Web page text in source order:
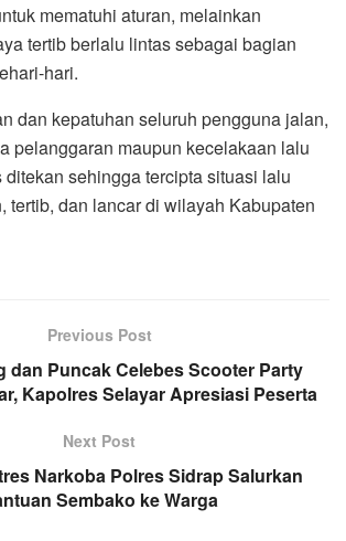
mematuhi aturan, melainkan
tertib berlalu lintas sebagai bagian
hari.
dan kepatuhan seluruh pengguna jalan,
pelanggaran maupun kecelakaan lalu
ditekan sehingga tercipta situasi lalu
tertib, dan lancar di wilayah Kabupaten
Previous Post
dan Puncak Celebes Scooter Party
Kapolres Selayar Apresiasi Peserta
Next Post
Narkoba Polres Sidrap Salurkan
Sembako ke Warga